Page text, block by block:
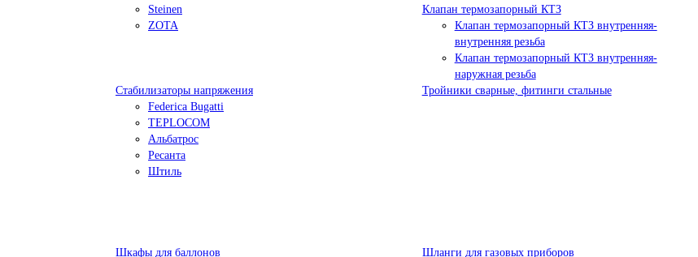
Steinen
ZOTA
Клапан термозапорный КТЗ
Клапан термозапорный КТЗ внутренняя-
внутренняя резьба
Клапан термозапорный КТЗ внутренняя-
наружная резьба
Стабилизаторы напряжения
Federica Bugatti
TEPLOCOM
Альбатрос
Ресанта
Штиль
Тройники сварные, фитинги стальные
Шкафы для баллонов
Шланги для газовых приборов